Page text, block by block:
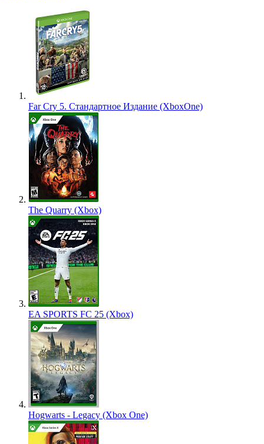
Far Cry 5. Стандартное Издание (XboxOne)
The Quarry (Xbox)
EA SPORTS FC 25 (Xbox)
Hogwarts - Legacy (Xbox One)